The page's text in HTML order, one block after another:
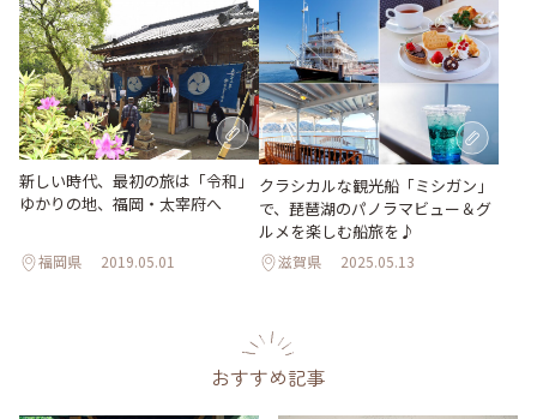
新しい時代、最初の旅は「令和」
ゆかりの地、福岡・太宰府へ
福岡県 2019.05.01
クラシカルな観光船「ミシガン」
で、琵琶湖のパノラマビュー＆グ
ルメを楽しむ船旅を♪
滋賀県 2025.05.13
おすすめ記事